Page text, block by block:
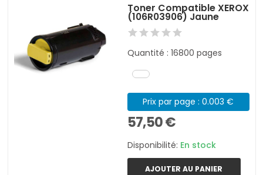
Toner Compatible XEROX
(106R03906) Jaune
Quantité : 16800 pages
Prix par page : 0.003 €
57,50 €
Disponibilité: En stock
AJOUTER AU PANIER